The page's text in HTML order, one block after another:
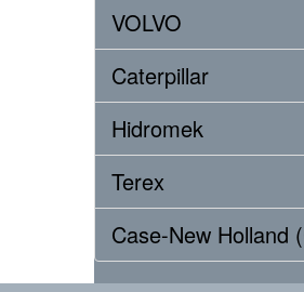
VOLVO
Caterpillar
Hidromek
Terex
Case-New Holland